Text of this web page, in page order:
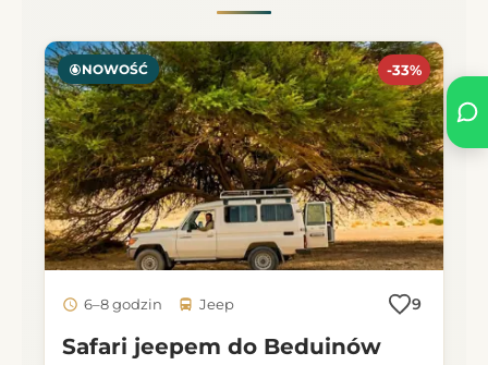
NOWOŚĆ -33%
6–8 godzin Jeep 9
Safari jeepem do Beduinów